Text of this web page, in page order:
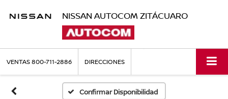
NISSAN AUTOCOM ZITÁCUARO
VENTAS800-711-2886 DIRECCIONES
Confirmar Disponibilidad